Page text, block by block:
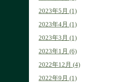
2023年5月 (1)
2023年4月 (1)
2023年3月 (1)
2023年1月 (6)
2022年12月 (4)
2022年9月 (1)